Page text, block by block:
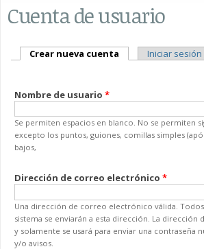
Cuenta de usuario
Solapas principales
Crear nueva cuenta (solapa activa)
Iniciar sesión
Nombre de usuario *
Se permiten espacios en blanco. No se permiten
excepto los puntos, guiones, comillas simples
bajos,
Dirección de correo electrónico *
Una dirección de correo electrónico válida.
sistema se enviarán a esta dirección. La dirección
y solamente se usará para enviar una contraseña
y/o avisos.